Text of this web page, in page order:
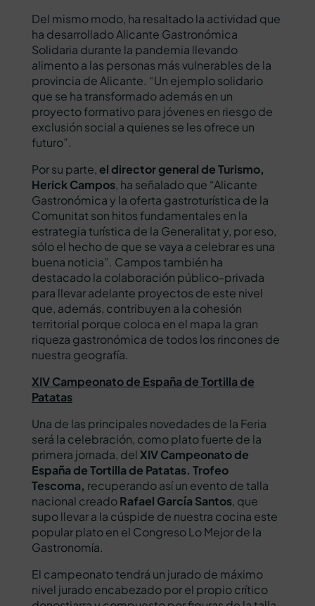
Del mismo modo, ha resaltado la actividad que
ha desarrollado Alicante Gastronómica
Solidaria durante la pandemia llevando
alimento a las personas más vulnerables de la
provincia de Alicante. “Un ejemplo solidario
que se ha transformado además en un
proyecto formativo para jóvenes en riesgo de
exclusión social a quienes se les ofrece un
futuro”.
Por su parte,el director general de Turismo,
Herick Campos, ha señalado que “Alicante
Gastronómica y la oferta gastroturística de la
Comunitat son hitos fundamentales en la
estrategia turística de la Generalitat y, por eso,
sólo el hecho de que se vaya a celebrar es una
buena noticia”. Campos también ha
destacado la colaboración público-privada
para llevar adelante proyectos de este nivel
que, además, contribuyen a la cohesión
territorial porque coloca en el mapa la gran
riqueza gastronómica de todos los rincones de
nuestra geografía.
XIV Campeonato de España de Tortilla de
Patatas
Una de las principales novedades de la Feria
será la celebración, como plato fuerte de la
primera jornada, delXIV Campeonato de
España de Tortilla de Patatas. Trofeo
Tescoma, recuperando así un evento de talla
nacional creadoRafael García Santos, que
supo llevar a la cúspide de nuestra cocina este
popular plato en el Congreso Lo Mejor de la
Gastronomía.
El campeonato tendrá un jurado de máximo
nivel jurado encabezado por el propio crítico